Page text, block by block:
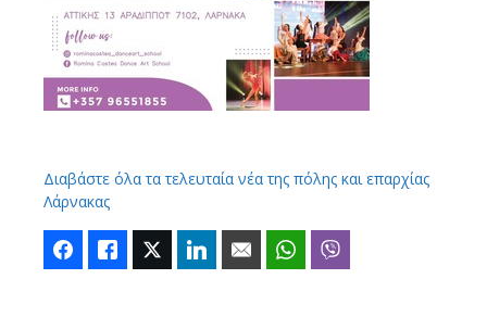
Διαβάστε όλα τα τελευταία νέα της πόλης και επαρχίας
Λάρνακας
FacebookLike Twitter LinkedIn Email WhatsApp